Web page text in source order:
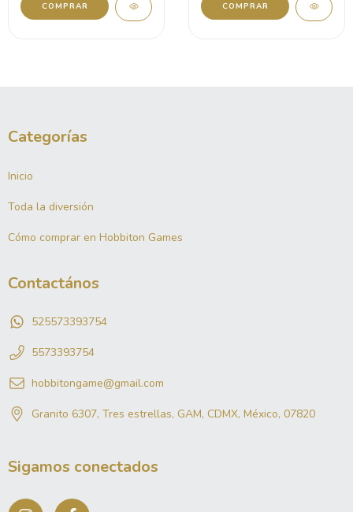
Categorías
Inicio
Toda la diversión
Cómo comprar en Hobbiton Games
Contactános
525573393754
5573393754
hobbitongame@gmail.com
Granito 6307, Tres estrellas, GAM, CDMX, México, 07820
Sigamos conectados